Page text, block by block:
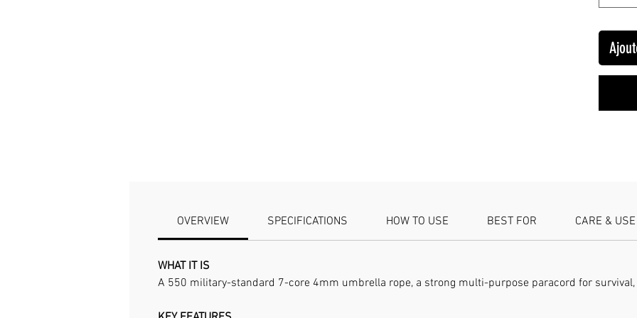
de
tressée
pour
air. •
OVERVIEW SPECIFICATIONS HOW TO USE BEST FOR CARE & USE
WHAT IT IS
A 550 military-standard 7-core 4mm umbrella rope, a strong multi-purpose paracord for